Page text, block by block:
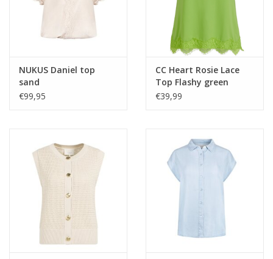
NUKUS Daniel top
sand
€99,95
CC Heart Rosie Lace
Top Flashy green
€39,99